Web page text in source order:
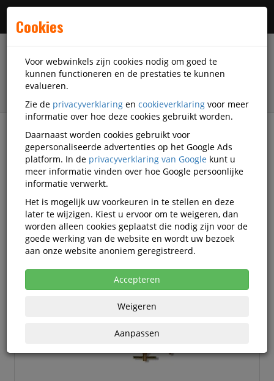
filter
Veiligheidsartikelen Hercules
Hercules veiligheidsartikelen
Hercules Las en
gelaatsbescherming
Cookies
Voor webwinkels zijn cookies nodig om goed te
kunnen functioneren en de prestaties te kunnen
evalueren.
Zie de privacyverklaring en cookieverklaring voor meer
informatie over hoe deze cookies gebruikt worden.
Daarnaast worden cookies gebruikt voor
gepersonaliseerde advertenties op het Google Ads
platform. In de privacyverklaring van Google kunt u
meer informatie vinden over hoe Google persoonlijke
informatie verwerkt.
Het is mogelijk uw voorkeuren in te stellen en deze
later te wijzigen. Kiest u ervoor om te weigeren, dan
worden alleen cookies geplaatst die nodig zijn voor de
goede werking van de website en wordt uw bezoek
aan onze website anoniem geregistreerd.
Accepteren
Weigeren
Aanpassen